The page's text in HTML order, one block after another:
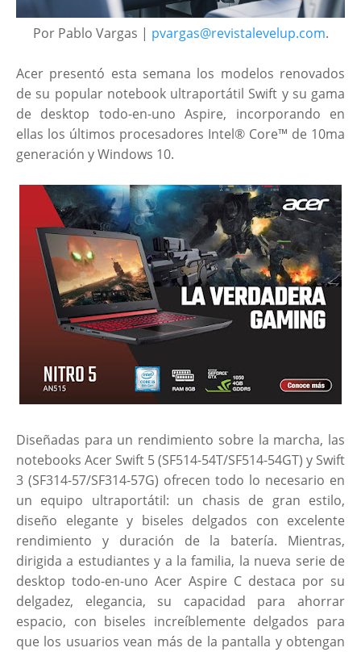
Por Pablo Vargas | pvargas@revistalevelup.com.
Acer presentó esta semana los modelos renovados
de su popular notebook ultraportátil Swift y su gama
de desktop todo-en-uno Aspire, incorporando en
ellas los últimos procesadores Intel® Core™ de 10ma
generación y Windows 10.
Diseñadas para un rendimiento sobre la marcha, las
notebooks Acer Swift 5 (SF514-54T/SF514-54GT) y Swift
3 (SF314-57/SF314-57G) ofrecen todo lo necesario en
un equipo ultraportátil: un chasis de gran estilo,
diseño elegante y biseles delgados con excelente
rendimiento y duración de la batería. Mientras,
dirigida a estudiantes y a la familia, la nueva serie de
desktop todo-en-uno Acer Aspire C destaca por su
delgadez, elegancia, su capacidad para ahorrar
espacio, con biseles increíblemente delgados para
que los usuarios vean más de la pantalla y obtengan